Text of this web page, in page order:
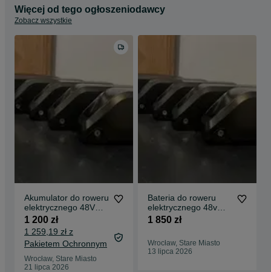
Więcej od tego ogłoszeniodawcy
Zobacz wszystkie
Akumulator do roweru
elektrycznego 48V
22.4 Ah
1 200 zł
1 259,19 zł z
Pakietem Ochronnym
Wrocław, Stare Miasto
21 lipca 2026
Bateria do roweru
elektrycznego 48v
29Ah
1 850 zł
Wrocław, Stare Miasto
13 lipca 2026